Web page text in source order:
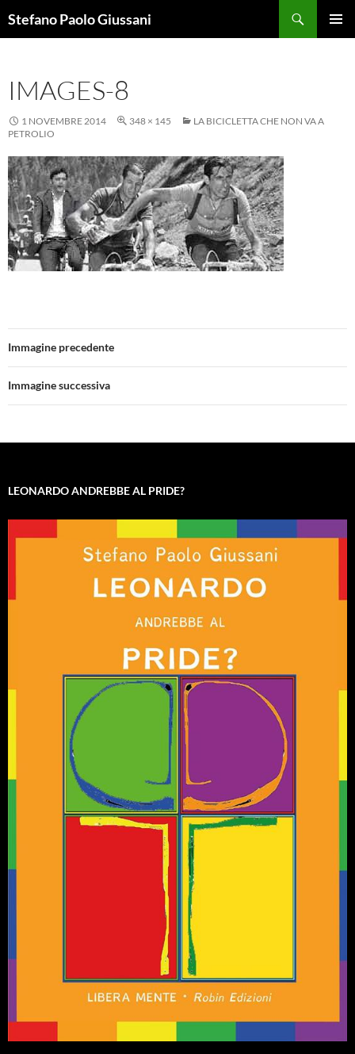
alStefano Paolo Giussani
IMAGES-8
1 NOVEMBRE 2014 348 × 145
LA BICICLETTA CHE NON VA A
PETROLIO
Immagine precedente
Immagine successiva
LEONARDO ANDREBBE AL PRIDE?